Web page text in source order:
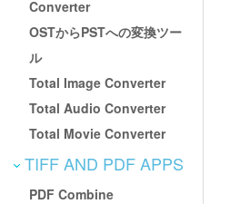
Converter
OSTからPSTへの変換ツー
ル
Total Image Converter
Total Audio Converter
Total Movie Converter
TIFF AND PDF APPS
PDF Combine